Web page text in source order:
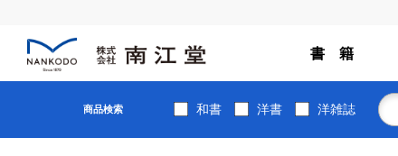
書 籍
商品検索 和書 洋書 洋雑誌